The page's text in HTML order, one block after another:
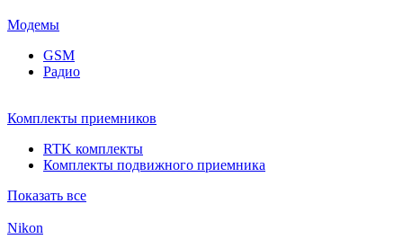
Модемы
GSM
Радио
Комплекты приемников
RTK комплекты
Комплекты подвижного приемника
Показать все
Nikon